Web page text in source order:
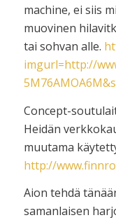
machine, ei siis
muovinen
tai sohvan alle.
imgurl=http://
Concept-
Heidän
muutama
http://
Aion tehdä
samanlaisen